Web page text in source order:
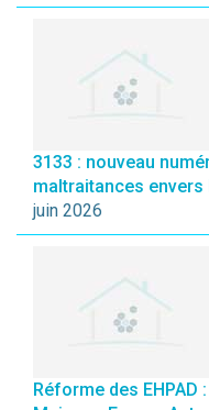
3133 : nouveau
maltraitances
juin 2026
Réforme des EHPAD